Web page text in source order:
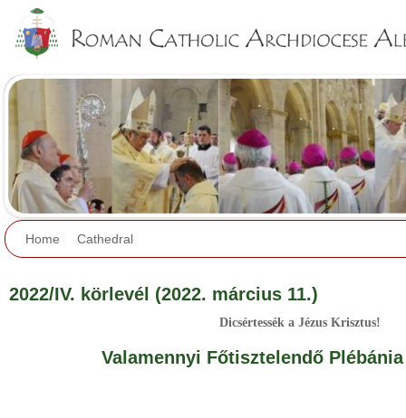
Home Cathedral
2022/IV. körlevél (2022. március 11.)
Dicsértessék a Jézus Krisztus!
Valamennyi Főtisztelendő